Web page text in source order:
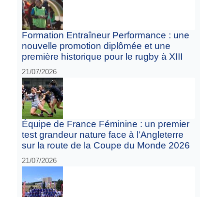
Formation Entraîneur Performance : une
nouvelle promotion diplômée et une
première historique pour le rugby à XIII
21/07/2026
Équipe de France Féminine : un premier
test grandeur nature face à l’Angleterre
sur la route de la Coupe du Monde 2026
21/07/2026